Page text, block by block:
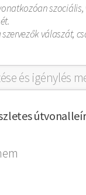
válaszát,